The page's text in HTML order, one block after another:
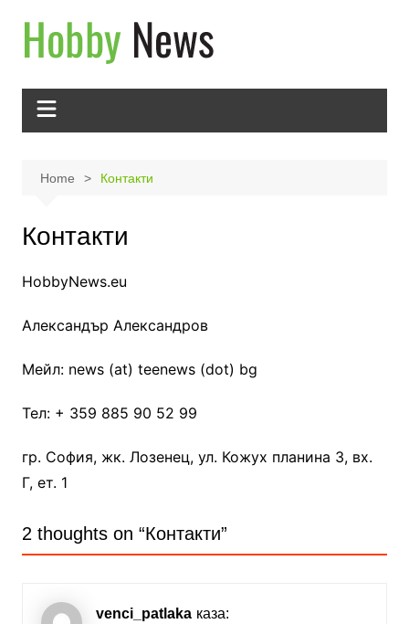
content
Home Контакти
Контакти
HobbyNews.eu
Александър Александров
Мейл: news (at) teenews (dot) bg
Тел: + 359 885 90 52 99
гр. София, жк. Лозенец, ул. Кожух планина 3, вх.
Г, ет. 1
2 thoughts on “Контакти”
venci_patlaka каза: